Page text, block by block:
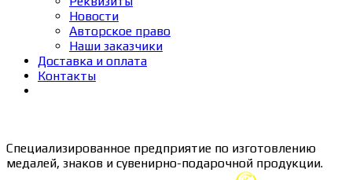
Новости
Авторское право
Наши заказчики
Доставка и оплата
Контакты
Специализированное предприятие по изготовлению
медалей, знаков и сувенирно-подарочной продукции.